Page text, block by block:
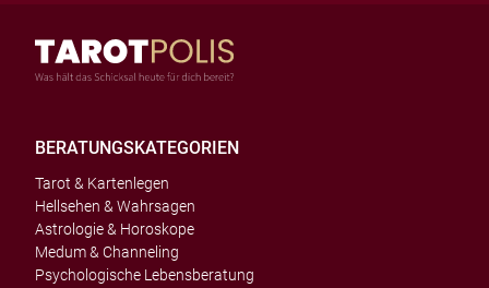
BERATUNGSKATEGORIEN
Tarot & Kartenlegen
Hellsehen & Wahrsagen
Astrologie & Horoskope
Medum & Channeling
Psychologische Lebensberatung